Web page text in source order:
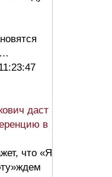
даст
в
что «Я